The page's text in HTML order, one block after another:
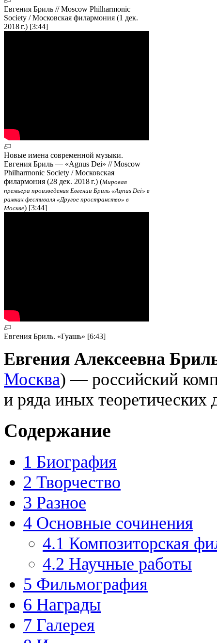
Евгения Бриль // Moscow Philharmonic
Society / Московская филармония (1 дек.
2018 г.) [3:44]
Новые имена современной музыки.
Евгения Бриль — «Agnus Dei» // Moscow
Philharmonic Society / Московская
филармония (28 дек. 2018 г.) (Мировая
премьера произведения Евгении Бриль «Agnus Dei» в
рамках фестиваля «Другое пространство» в
Москве) [3:44]
Евгения Бриль. «Гуашь» [6:43]
Евгения Алексеевна
Москва) ― российский
и ряда иных теоретических
Содержание
1 Биография
2 Творчество
3 Разное
4 Основные сочинения
4.1 Композиторская
4.2 Научные работы
5 Фильмография
6 Награды
7 Галерея